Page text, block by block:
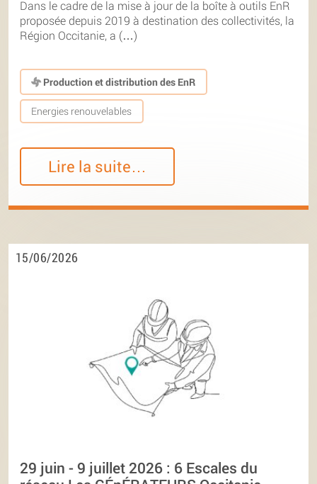
Dans le cadre de la mise à jour de la boîte à outils EnR
proposée depuis 2019 à destination des collectivités, la
Région Occitanie, a (…)
Production et distribution des EnR
Energies renouvelables
Lire la suite…
15/06/2026
29 juin - 9 juillet 2026 : 6 Escales du